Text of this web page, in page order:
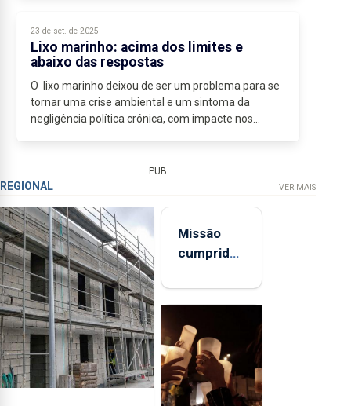
23 de set. de 2025
Lixo marinho: acima dos limites e
abaixo das respostas
O lixo marinho deixou de ser um problema para se
tornar uma crise ambiental e um sintoma da
negligência política crónica, com impacte nos
PUB
REGIONAL VER MAIS
Missão
cumprida:
açorianos
após
missão na
Roménia